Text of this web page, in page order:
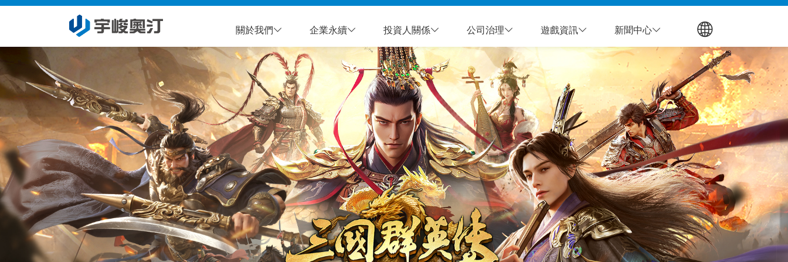
關於我們
公司介紹
集團簡介
理念遠景
經營團隊
組織架構
歷史里程
獎項殊榮
展望未來
企業永續
策略與報告
策略與架構
藍圖目標
重大議題分析
永續報告
環境保護
環境政策
環境與能源管
理
溫室氣體盤查
綠色行動
幸福職場
人才永續
福利權益
多元職場
健康服務
進修訓練
職場安全
人權政策
加入宇峻
社會參與
公益關懷
文化支持
產學合作
投資人關係
公司資訊
基本資料
每月營收
每季財務
公司年報
股東資訊
股價資訊
股東常會
股利分派
股東結構
法人說明會
重大訊息
投資人服務
問答集
公司治理
公司治理
治理組織架構
運作執行情形
董事會
董事會成員
選任程序
董事多元化
功能性委員會
薪資報酬暨提
名委員會
審計委員會
永續發展委員
會
內稽管理
稽核組織與任免
稽核運作情形
獨董溝通政策
獨董稽核溝通
獨董會計師溝通
重要政策
風險管理
誠信管理
資安管理
內部規章
公司治理規章
董事會與功能
性委員會規章
環境管理規章
利害關係人
關注議題
溝通管道
聯絡我們
聯絡我們
利害關係人問卷
遊戲資訊
宇峻奧汀官網
全球遊戲平台
新聞中心
最新消息
重大訊息